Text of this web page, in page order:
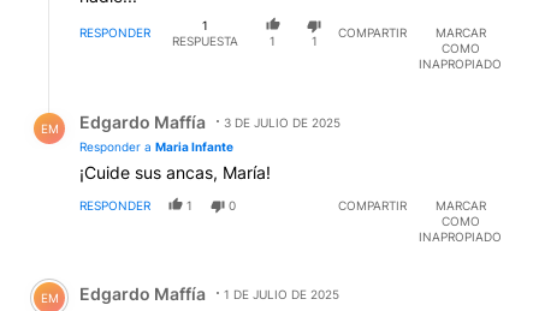
RESPONDER
1
RESPUESTA
1 1
COMPARTIR
MARCAR
COMO
INAPROPIADO
EM Edgardo Maffía
3 DE JULIO DE 2025
Responder a Maria Infante
¡Cuide sus ancas, María!
RESPONDER 1 0 COMPARTIR
MARCAR
COMO
INAPROPIADO
Comentario de Edgardo Maffía.
EM Edgardo Maffía 1 DE JULIO DE 2025